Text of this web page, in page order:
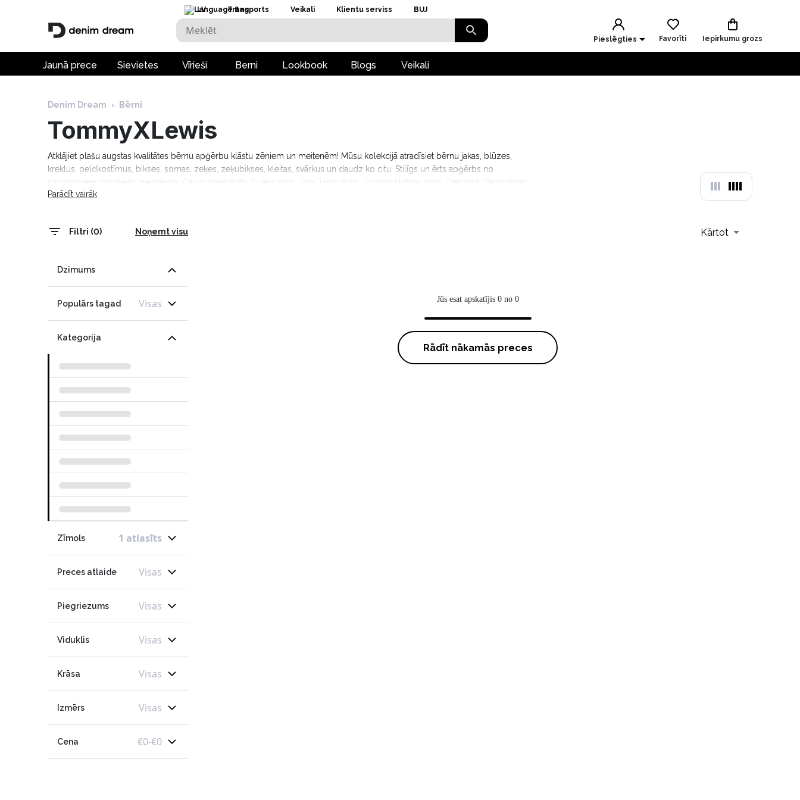
LV Transports Veikali Klientu serviss BUJ
Pieslēgties Favorīti Iepirkumu grozs
Jaunā prece Sievietes Vīrieši Berni Lookbook Blogs Veikali
Denim Dream › Bērni
TommyXLewis
Atklājiet plašu augstas kvalitātes bērnu apģērbu klāstu zēniem un meitenēm! Mūsu kolekcijā atradīsiet bērnu jakas, blūzes,
kreklus, peldkostīmus, bikses, somas, zeķes, zeķubikses, kleitas, svārkus un daudz ko citu. Stilīgs un ērts apģērbs no
piegāde pasūtījumiem virs 69 €.
Parādīt vairāk
Filtri (0) Noņemt visu
Dzimums
Populārs tagad Visas
Kategorija
Zīmols 1 atlasīts
Preces atlaide Visas
Piegriezums Visas
Viduklis Visas
Krāsa Visas
Izmērs Visas
Cena €0-€0
Kārtot
Jūs esat apskatījis 0 no 0
Rādīt nākamās preces